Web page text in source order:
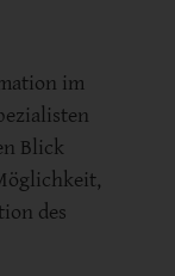
im
Blick
des